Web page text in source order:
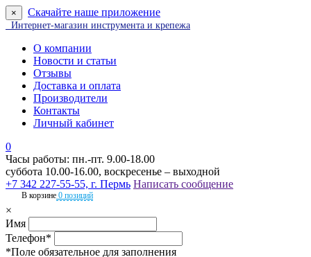
× Скачайте наше приложение
Интернет-магазин инструмента и крепежа
О компании
Новости и статьи
Отзывы
Доставка и оплата
Производители
Контакты
Личный кабинет
0
Часы работы: пн.-пт. 9.00-18.00
суббота 10.00-16.00, воскресенье – выходной
+7 342 227-55-55, г. Пермь Написать сообщение
В корзине 0 позиций
×
Имя
Телефон*
*Поле обязательное для заполнения